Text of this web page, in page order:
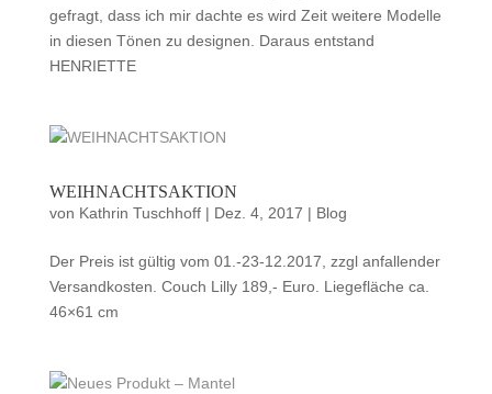
gefragt, dass ich mir dachte es wird Zeit weitere Modelle
in diesen Tönen zu designen. Daraus entstand
HENRIETTE
WEIHNACHTSAKTION
von Kathrin Tuschhoff| Dez. 4, 2017 | Blog
Der Preis ist gültig vom 01.-23-12.2017, zzgl anfallender
Versandkosten. Couch Lilly 189,- Euro. Liegefläche ca.
46×61 cm